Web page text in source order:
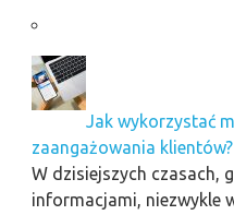
Jak wykorzystać
zaangażowania klientów?
W dzisiejszych czasach,
informacjami, niezwykle